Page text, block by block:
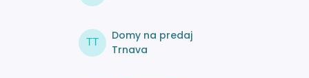
TT
Domy na predaj
Trnava